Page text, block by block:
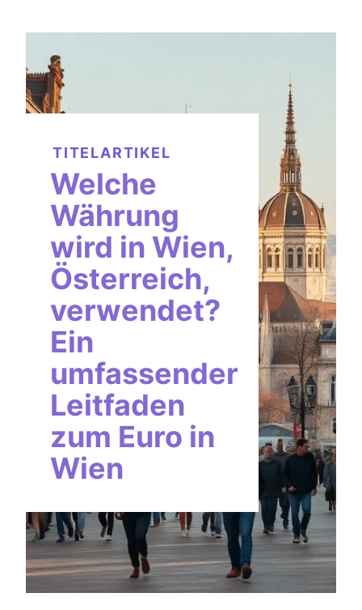
TITELARTIKEL
Welche
Währung
wird in Wien,
Österreich,
verwendet?
Ein
umfassender
Leitfaden
zum Euro in
Wien